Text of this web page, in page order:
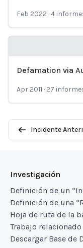
Feb 2022 ·4
Defamation via
Apr 2011 · 27
Incidente
Investigación
Definición de un
Definición de una
Hoja de ruta de la
Trabajo relacionado
Descargar Base de